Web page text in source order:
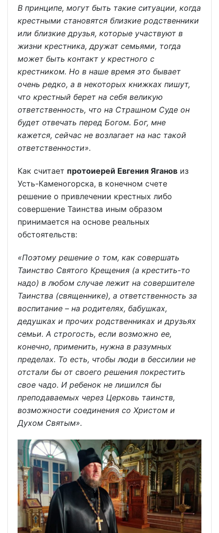
В принципе, могут быть такие ситуации, когда
крестными становятся близкие родственники
или близкие друзья, которые участвуют в
жизни крестника, дружат семьями, тогда
может быть контакт у крестного с
крестником. Но в наше время это бывает
очень редко, а в некоторых книжках пишут,
что крестный берет на себя великую
ответственность, что на Страшном Суде он
будет отвечать перед Богом. Бог, мне
кажется, сейчас не возлагает на нас такой
ответственности».
Как считает протоиерей Евгения Яганов из
Усть-Каменогорска, в конечном счете
решение о привлечении крестных либо
совершение Таинства иным образом
принимается на основе реальных
обстоятельств:
«Поэтому решение о том, как совершать
Таинство Святого Крещения (а крестить-то
надо) в любом случае лежит на совершителе
Таинства (священнике), а ответственность за
воспитание – на родителях, бабушках,
дедушках и прочих родственниках и друзьях
семьи. А строгость, если возможно ее,
конечно, применить, нужна в разумных
пределах. То есть, чтобы люди в бессилии не
отстали бы от своего решения покрестить
свое чадо. И ребенок не лишился бы
преподаваемых через Церковь таинств,
возможности соединения со Христом и
Духом Святым».